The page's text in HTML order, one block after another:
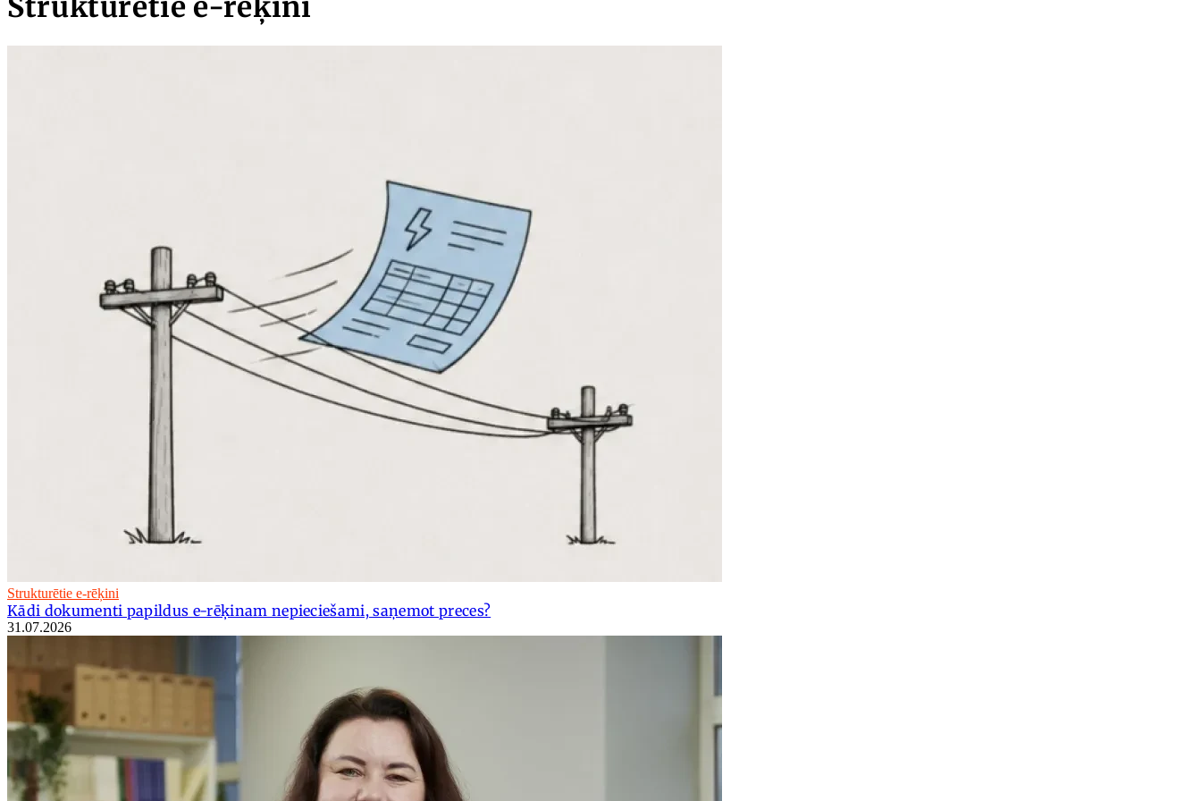
Strukturētie e-rēķini
Strukturētie e-rēķini
Kādi dokumenti papildus e-rēķinam nepieciešami, saņemot preces?
31.07.2026